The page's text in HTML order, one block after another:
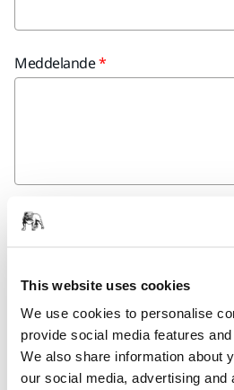
This website uses cookies
We use cookies to personalise
provide social media features
We also share information about
our social media, advertising and
Meddelande
Ja, jag vill få mejl om nya
erbjudanden från Mirka. Jag
Ja, jag har läst och
integritetspolicy.*
Skicka